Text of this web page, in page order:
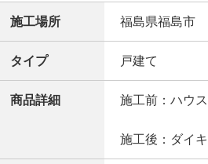
施工場所 福島県福島市
タイプ 戸建て
商品詳細 施工前：ハウ
施工後：ダイ